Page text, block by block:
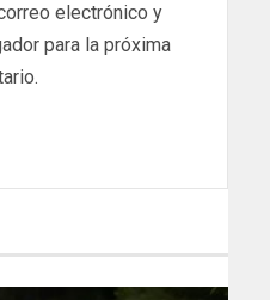
electrónico y
para la próxima